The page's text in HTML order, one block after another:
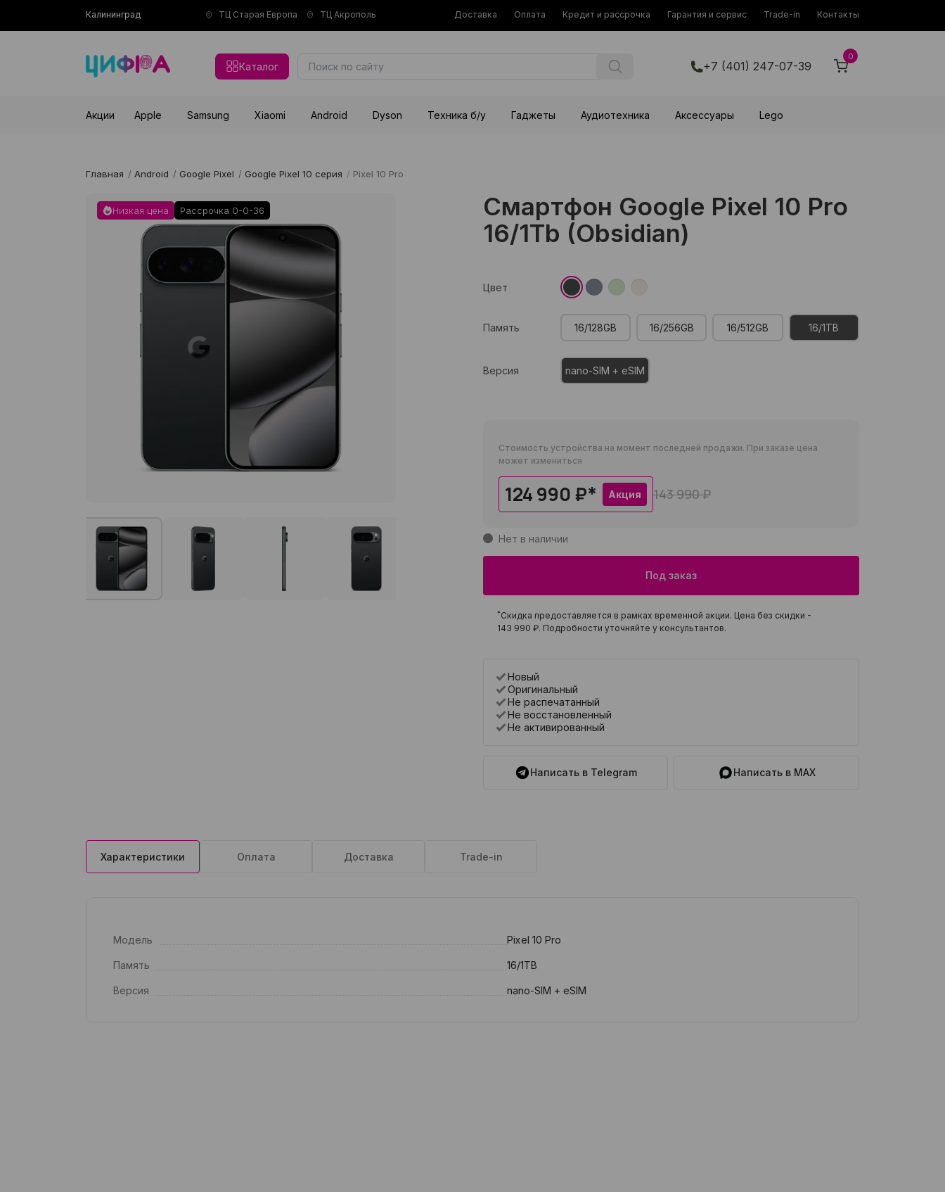
Калининград ТЦ Старая Европа ТЦ Акрополь Доставка Оплата Кредит и рассрочка Гарантия и сервис Trade-in Контакты
Каталог +7 (401) 247-07-39
0
Акции Apple Samsung Xiaomi Android Dyson Техника б/у Гаджеты Аудиотехника Аксессуары Lego
Главная / Android / Google Pixel / Google Pixel 10 серия / Pixel 10 Pro
Низкая цена Рассрочка 0-0-36
Смартфон Google Pixel 10 Pro
16/1Tb (Obsidian)
Цвет
Память 16/128GB 16/256GB 16/512GB 16/1TB
Версия nano-SIM + eSIM
Стоимость устройства на момент последней продажи. При заказе цена
может измениться
124 990 ₽* Акция 143 990 ₽
Нет в наличии
Под заказ
*Скидка предоставляется в рамках временной акции. Цена без скидки -
143 990 ₽. Подробности уточняйте у консультантов.
Новый
Оригинальный
Не распечатанный
Не восстановленный
Не активированный
Написать в Telegram Написать в MAX
Характеристики Оплата Доставка Trade-in
Модель Pixel 10 Pro
Память 16/1TB
Версия nano-SIM + eSIM